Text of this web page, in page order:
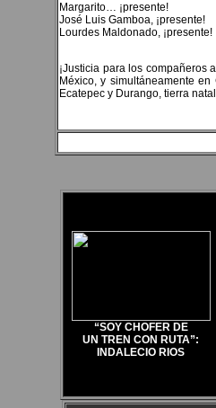
Margarito… ¡presente!
José Luis Gamboa, ¡presente!
Lourdes Maldonado, ¡presente!
¡Justicia para los compañeros
México, y simultáneamente
Ecatepec y Durango, tierra
“SOY CHOFER DE
UN TREN CON RUTA”:
INDALECIO RIOS